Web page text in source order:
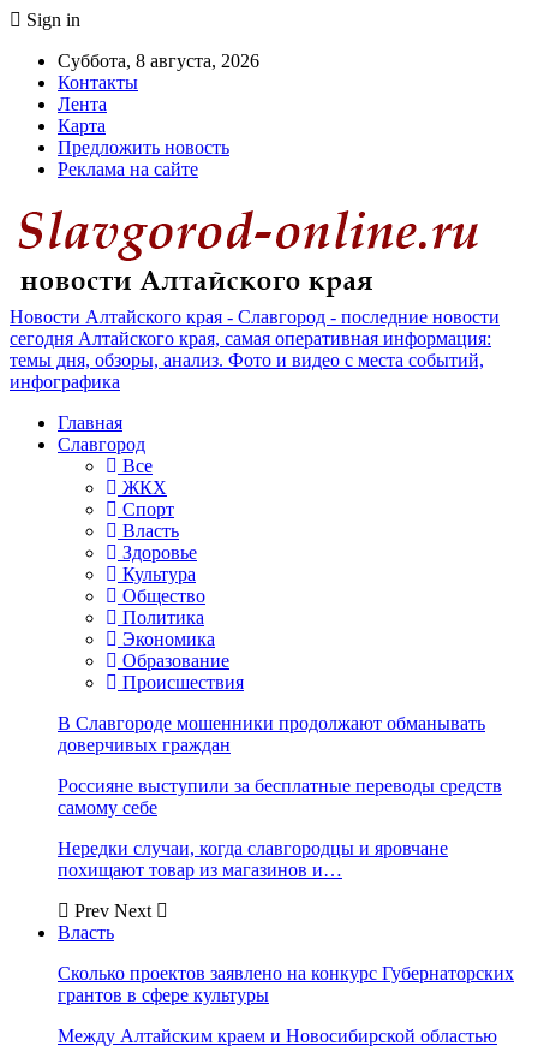
Sign in
Суббота, 8 августа, 2026
Контакты
Лента
Карта
Предложить новость
Реклама на сайте
Новости Алтайского края - Славгород - последние новости
сегодня Алтайского края, самая оперативная информация:
темы дня, обзоры, анализ. Фото и видео с места событий,
инфографика
Главная
Славгород
Все
ЖКХ
Спорт
Власть
Здоровье
Культура
Общество
Политика
Экономика
Образование
Происшествия
В Славгороде мошенники продолжают обманывать
доверчивых граждан
Россияне выступили за бесплатные переводы средств
самому себе
Нередки случаи, когда славгородцы и яровчане
похищают товар из магазинов и…
Prev Next
Власть
Сколько проектов заявлено на конкурс Губернаторских
грантов в сфере культуры
Между Алтайским краем и Новосибирской областью